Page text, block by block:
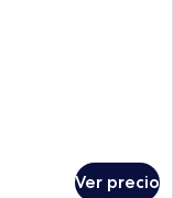
Ver precio